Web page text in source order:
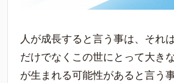
人が成長すると言う事は、それ
だけでなくこの世にとって大き
が生まれる可能性があると言う事